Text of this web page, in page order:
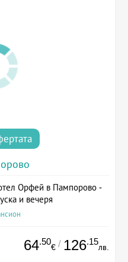
Орфей в Пампорово -
и вечеря
64.50
€ / 126.15
лв.